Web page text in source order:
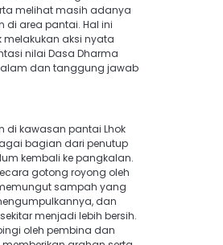
melihat masih adanya
di area pantai. Hal ini
aksi nyata
nilai Dasa Dharma
dan tanggung jawab
di kawasan pantai Lhok
bagian dari penutup
kembali ke pangkalan.
gotong royong oleh
sampah yang
dan
menjadi lebih bersih.
oleh pembina dan